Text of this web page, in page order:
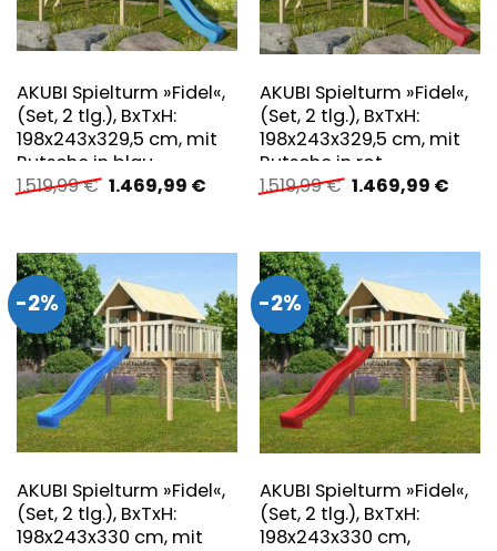
AKUBI Spielturm »Fidel«,
(Set, 2 tlg.), BxTxH:
198x243x329,5 cm, mit
Rutsche in blau
1.519,99€ Ursprünglicher
1.469,99 €Aktueller
AKUBI Spielturm »Fidel«,
(Set, 2 tlg.), BxTxH:
198x243x329,5 cm, mit
Rutsche in rot
1.519,99€ Ursprünglicher
1.469,99 €
-2%
AKUBI Spielturm »Fidel«,
(Set, 2 tlg.), BxTxH:
198x243x330 cm, mit
-2%
AKUBI Spielturm »Fidel«,
(Set, 2 tlg.), BxTxH:
198x243x330 cm,